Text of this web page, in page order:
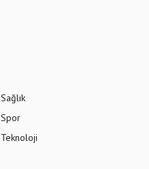
Sağlık
Spor
Teknoloji